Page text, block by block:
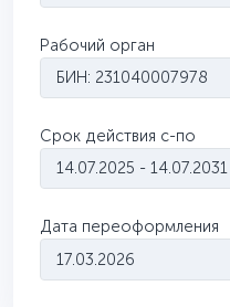
Рабочий орган
БИН: 231040007978
Срок действия с-по
14.07.2025 - 14.07.2031
Дата переоформления
17.03.2026